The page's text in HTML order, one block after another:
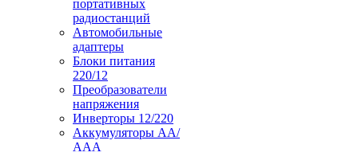
портативных
радиостанций
Автомобильные
адаптеры
Блоки питания
220/12
Преобразователи
напряжения
Инверторы 12/220
Аккумуляторы АА/
ААА